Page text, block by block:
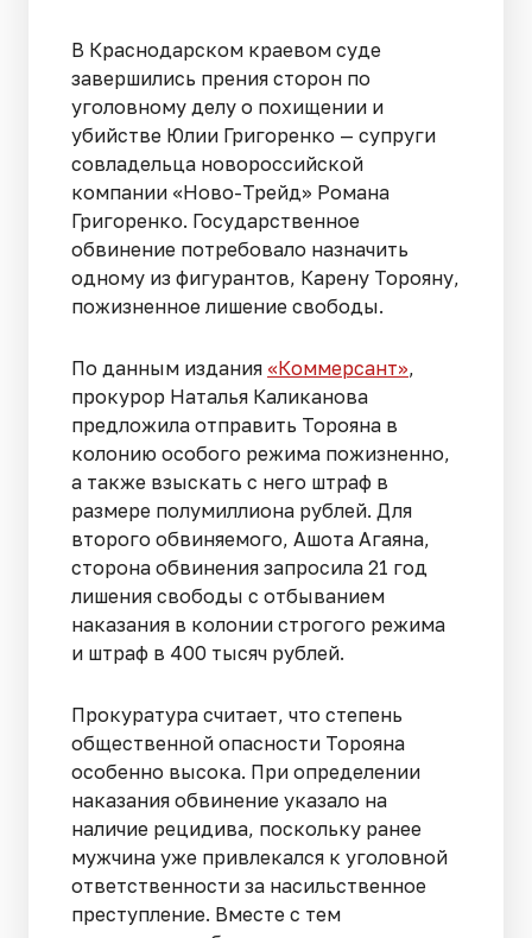
В Краснодарском краевом суде
завершились прения сторон по
уголовному делу о похищении и
убийстве Юлии Григоренко — супруги
совладельца новороссийской
компании «Ново-Трейд» Романа
Григоренко. Государственное
обвинение потребовало назначить
одному из фигурантов, Карену Торояну,
пожизненное лишение свободы.
По данным издания «Коммерсант»,
прокурор Наталья Каликанова
предложила отправить Торояна в
колонию особого режима пожизненно,
а также взыскать с него штраф в
размере полумиллиона рублей. Для
второго обвиняемого, Ашота Агаяна,
сторона обвинения запросила 21 год
лишения свободы с отбыванием
наказания в колонии строгого режима
и штраф в 400 тысяч рублей.
Прокуратура считает, что степень
общественной опасности Торояна
особенно высока. При определении
наказания обвинение указало на
наличие рецидива, поскольку ранее
мужчина уже привлекался к уголовной
ответственности за насильственное
преступление. Вместе с тем